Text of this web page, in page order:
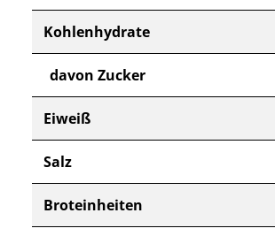
Kohlenhydrate
davon Zucker
Eiweiß
Salz
Broteinheiten